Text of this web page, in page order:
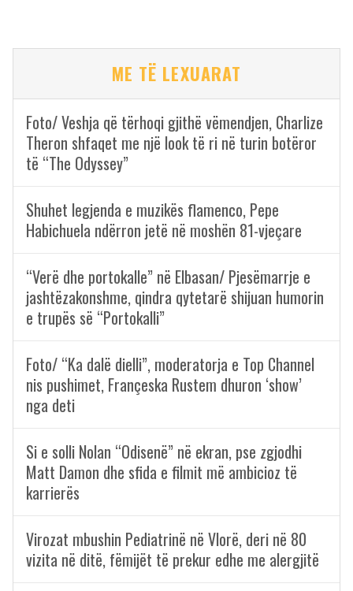
ME TË LEXUARAT
Foto/ Veshja që tërhoqi gjithë vëmendjen, Charlize
Theron shfaqet me një look të ri në turin botëror
të “The Odyssey”
Shuhet legjenda e muzikës flamenco, Pepe
Habichuela ndërron jetë në moshën 81-vjeçare
“Verë dhe portokalle” në Elbasan/ Pjesëmarrje e
jashtëzakonshme, qindra qytetarë shijuan humorin
e trupës së “Portokalli”
Foto/ “Ka dalë dielli”, moderatorja e Top Channel
nis pushimet, Françeska Rustem dhuron ‘show’
nga deti
Si e solli Nolan “Odisenë” në ekran, pse zgjodhi
Matt Damon dhe sfida e filmit më ambicioz të
karrierës
Virozat mbushin Pediatrinë në Vlorë, deri në 80
vizita në ditë, fëmijët të prekur edhe me alergjitë